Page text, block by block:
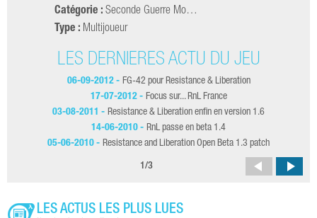
Catégorie : Seconde Guerre Mo…
Type : Multijoueur
LES DERNIÈRES ACTU DU JEU
06-09-2012 - FG-42 pour Resistance & Liberation
17-07-2012 - Focus sur... RnL France
03-08-2011 - Resistance & Liberation enfin en version 1.6
14-06-2010 - RnL passe en beta 1.4
05-06-2010 - Resistance and Liberation Open Beta 1.3 patch
1 /3
LES ACTUS LES PLUS LUES